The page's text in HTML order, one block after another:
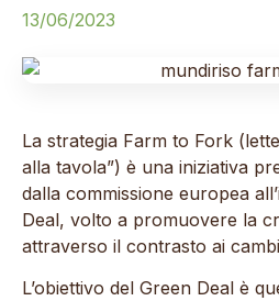
13/06/2023
La strategia Farm to Fork
alla tavola”) è una iniziativa
dalla commissione europea
Deal, volto a promuovere la
attraverso il contrasto ai
L’obiettivo del Green Deal è